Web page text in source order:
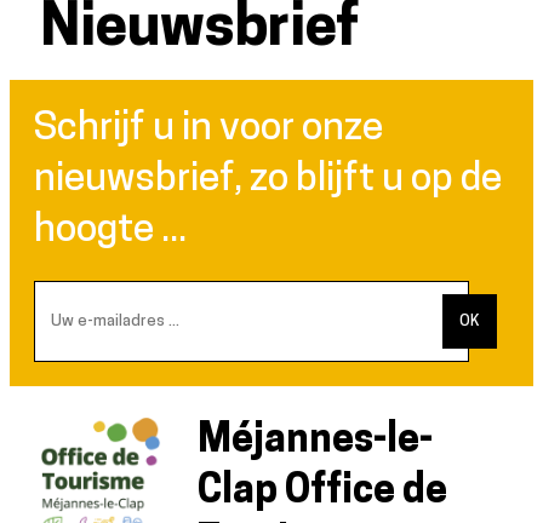
Nieuwsbrief
Schrijf u in voor onze
nieuwsbrief, zo blijft u op de
hoogte ...
Méjannes-le-
Clap Office de